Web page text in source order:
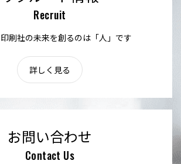
Recruit
刷社の未来を創るのは「人」です
詳しく見る
お問い合わせ
Contact Us